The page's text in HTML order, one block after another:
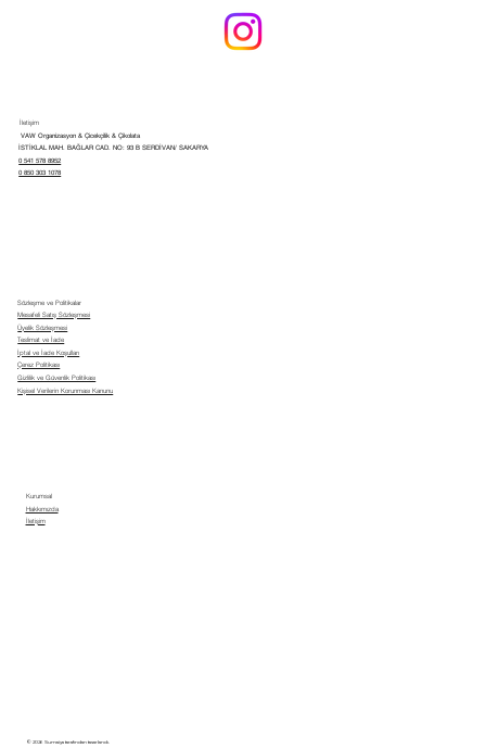
Sözleşme ve Politikalar
Mesafeli Satış Sözleşmesi
Üyelik Sözleşmesi
Teslimat ve İade
İptal ve İade Koşulları
Çerez Politikası
Kişisel Verilerin Korunması Kanunu
Gizlilik ve Güvenlik Politikası
Kurumsal
Hakkımızda
İletişim
İletişim
VAW Organizasyon & Çicekçilik & Çikolata
İSTİKLAL MAH. BAĞLAR CAD. NO: 93 B SERDİVAN/ SAKARYA
0 541 578 8952
0 850 303 1078
© 2026 Sumaiya tarafından tasarlandı.